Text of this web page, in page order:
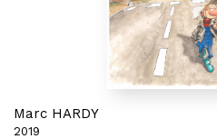
Marc HARDY
2019